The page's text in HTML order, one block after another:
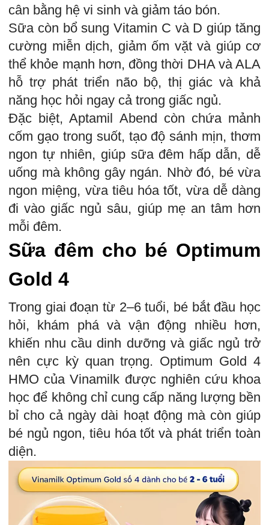
cân bằng hệ vi sinh và giảm táo bón.
Sữa còn bổ sung Vitamin C và D giúp tăng
cường miễn dịch, giảm ốm vặt và giúp cơ
thể khỏe mạnh hơn, đồng thời DHA và ALA
hỗ trợ phát triển não bộ, thị giác và khả
năng học hỏi ngay cả trong giấc ngủ.
Đặc biệt, Aptamil Abend còn chứa mảnh
cốm gạo trong suốt, tạo độ sánh mịn, thơm
ngon tự nhiên, giúp sữa đêm hấp dẫn, dễ
uống mà không gây ngán. Nhờ đó, bé vừa
ngon miệng, vừa tiêu hóa tốt, vừa dễ dàng
đi vào giấc ngủ sâu, giúp mẹ an tâm hơn
mỗi đêm.
Sữa đêm cho bé Optimum
Gold 4
Trong giai đoạn từ 2–6 tuổi, bé bắt đầu học
hỏi, khám phá và vận động nhiều hơn,
khiến nhu cầu dinh dưỡng và giấc ngủ trở
nên cực kỳ quan trọng. Optimum Gold 4
HMO của Vinamilk được nghiên cứu khoa
học để không chỉ cung cấp năng lượng bền
bỉ cho cả ngày dài hoạt động mà còn giúp
bé ngủ ngon, tiêu hóa tốt và phát triển toàn
diện.